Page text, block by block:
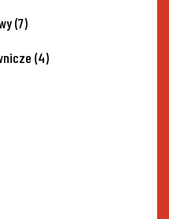
(7)
(4)